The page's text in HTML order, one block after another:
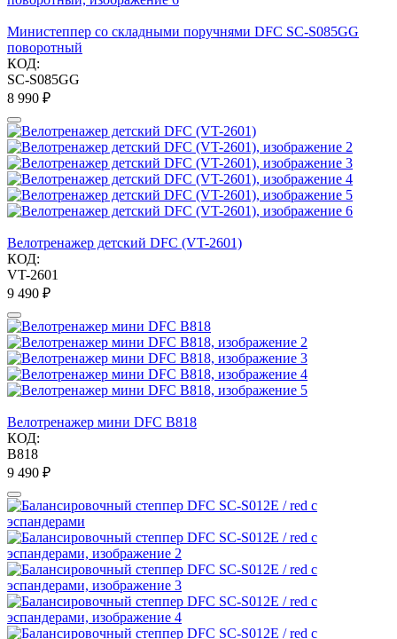
Министеппер со складными поручнями DFC SC-S085GG
поворотный
КОД:
SC-S085GG
8 990 ₽
Велотренажер детский DFC (VT-2601)
КОД:
VT-2601
9 490 ₽
Велотренажер мини DFC B818
КОД:
B818
9 490 ₽